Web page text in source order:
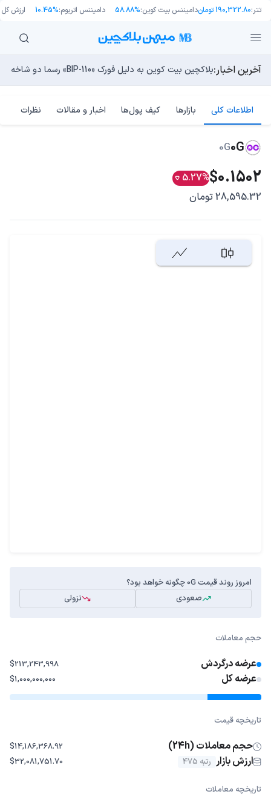
تتر:190,322.80 تومان دامیننس بیت کوین:58.88% دامیننس اتریوم:10.45% ارزش کل
آخرین اخبار:بلاکچین بیت کوین به دلیل فورک «BIP-110» رسما دو شاخه شد!
راه‌های حفظ ارزش پول؛ چگونه قدرت خرید خود را در برابر
طرح جدید EIP-8363: آیا کاهش پاداش استیکینگ به ضرر اتریوم تمام می‌شود؟
چرا هوش مصنوعی اکنون در کوتاه‌مدت تهدیدی فوری‌تر از
مایکل ترپین: متاسفم، بیت‌کوین به سمت ۴۳,۵۰۰ دلار در حال سقوط است
اطلاعات کلی بازارها کیف پول‌ها اخبار و مقالات نظرات
0G
0G
$0.1502
5.27%
28,595.32 تومان
امروز روند قیمت 0G چگونه خواهد بود؟
صعودی
نزولی
حجم معاملات
عرضه درگردش $213,243,998
عرضه کل $1,000,000,000
تاریخچه قیمت
حجم معاملات (24h) $14,186,368.92
ارزش بازار رتبه 475 $32,081,751.70
تاریخچه معاملات